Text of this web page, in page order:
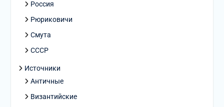
Россия
Рюриковичи
Смута
СССР
Источники
Античные
Византийские